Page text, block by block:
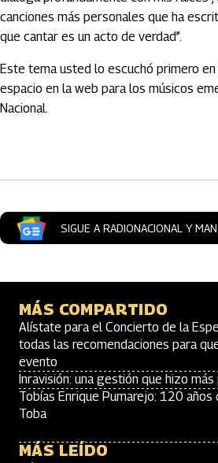
canciones más personales que ha
que cantar es un acto de verdad”.
Este tema usted lo escuchó primero en
espacio en la web para los músicos
Nacional.
SIGUE A RADIONACIONAL Y
MÁS COMPARTIDO
Alístate para el Concierto de la
todas las recomendaciones para
evento
Inravisión: una gestión que hizo
Tobías Enrique Pumarejo: 120 años
Toba
MÁS LEÍDO